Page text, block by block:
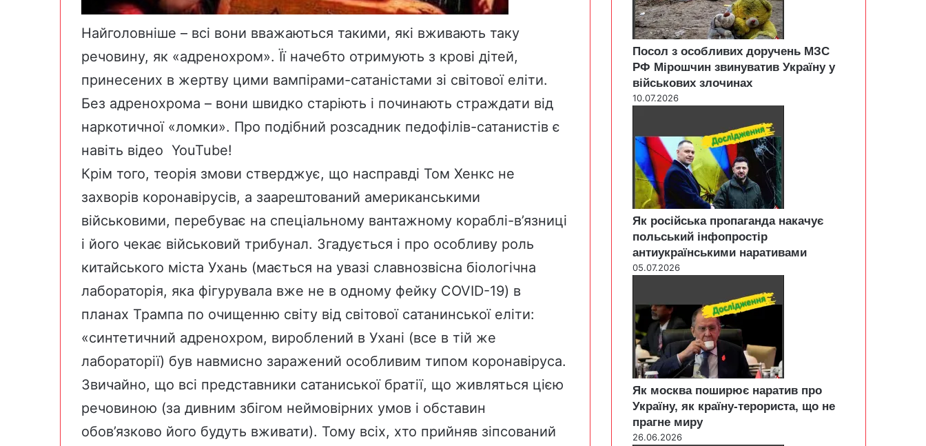
Найголовніше – всі вони вважаються такими, які вживають таку
речовину, як «адренохром». Її начебто отримують з крові дітей,
принесених в жертву цими вампірами-сатаністами зі світової еліти.
Без адренохрома – вони швидко старіють і починають страждати від
наркотичної «ломки». Про подібний розсадник педофілів-сатанистів є
навіть відео YouTube!
Крім того, теорія змови стверджує, що насправді Том Хенкс не
захворів коронавірусів, а заарештований американськими
військовими, перебуває на спеціальному вантажному кораблі-в’язниці
і його чекає військовий трибунал. Згадується і про особливу роль
китайського міста Ухань (мається на увазі славнозвісна біологічна
лабораторія, яка фігурувала вже не в одному фейку COVID-19) в
планах Трампа по очищенню світу від світової сатанинської еліти:
«синтетичний адренохром, вироблений в Ухані (все в тій же
лабораторії) був навмисно заражений особливим типом коронавіруса.
Звичайно, що всі представники сатаниської братії, що живляться цією
речовиною (за дивним збігом неймовірних умов і обставин
обов’язково його будуть вживати). Тому всіх, хто прийняв зіпсований
Посол з особливих доручень МЗС
РФ Мірошчин звинуватив Україну у
військових злочинах
10.07.2026
Як російська пропаганда накачує
польський інфопростір
антиукраїнськими наративами
05.07.2026
Як москва поширює наратив про
Україну, як країну-терориста, що не
прагне миру
26.06.2026